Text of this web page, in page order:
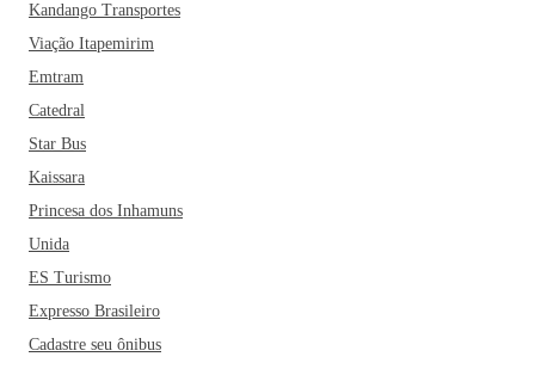
Kandango Transportes
Viação Itapemirim
Emtram
Catedral
Star Bus
Kaissara
Princesa dos Inhamuns
Unida
ES Turismo
Expresso Brasileiro
Cadastre seu ônibus